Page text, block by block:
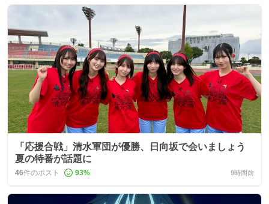
「応援合戦」清水軍団が優勝、日向坂で会いましょう
夏の特番が話題に
46件のポスト 93% 9時間前